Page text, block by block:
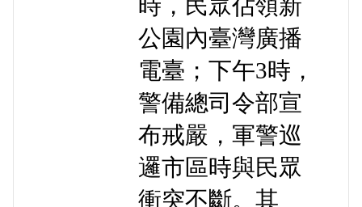
時，民眾佔領新
公園內臺灣廣播
電臺；下午3時，
警備總司令部宣
布戒嚴，軍警巡
邏市區時與民眾
衝突不斷。其